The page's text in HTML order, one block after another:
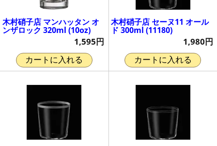
木村硝子店 マンハッタン オ
ンザロック 320ml (10oz)
1,595円
カートに入れる
木村硝子店 セーヌ11 オール
ド 300ml (11180)
1,980円
カートに入れる